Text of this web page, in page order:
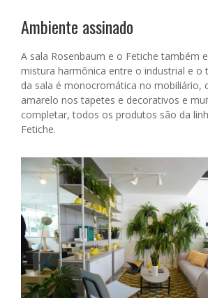
Ambiente assinado
A sala Rosenbaum e o Fetiche também
mistura harmônica entre o industrial e o
da sala é monocromática no mobiliário,
amarelo nos tapetes e decorativos e
completar, todos os produtos são da
Fetiche.